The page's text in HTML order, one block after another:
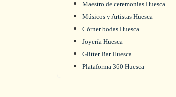
Maestro de ceremonias Huesca
Músicos y Artistas Huesca
Córner bodas Huesca
Joyería Huesca
Glitter Bar Huesca
Plataforma 360 Huesca